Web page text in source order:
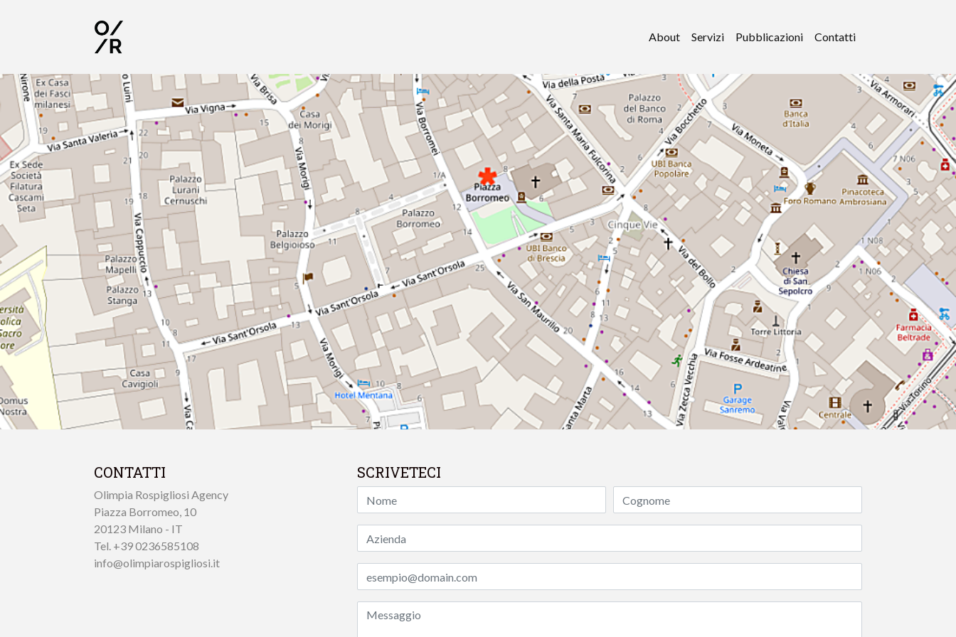
About Servizi Pubblicazioni Contatti
CONTATTI
Olimpia Rospigliosi Agency
Piazza Borromeo, 10
20123 Milano - IT
Tel. +39 0236585108
info@olimpiarospigliosi.it
SCRIVETECI